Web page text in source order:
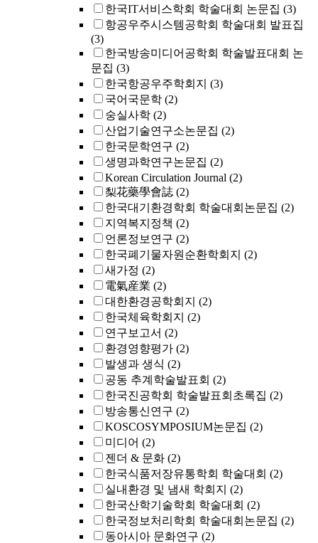
한국IT서비스학회 학술대회 논문집 (3)
항공우주시스템공학회 학술대회 발표집
(3)
한국방송미디어공학회 학술발표대회 논
문집 (3)
한국항공우주학회지 (3)
국어국문학 (2)
숭실사학 (2)
산업기술연구소논문집 (2)
한국문학연구 (2)
생명과학연구논문집 (2)
Korean Circulation Journal (2)
梨花藥學會誌 (2)
한국대기환경학회 학술대회논문집 (2)
지역복지정책 (2)
언론정보연구 (2)
한국폐기물자원순환학회지 (2)
새가정 (2)
電氣産業 (2)
대한환경공학회지 (2)
한국체육학회지 (2)
연구보고서 (2)
환경영향평가 (2)
발생과 생식 (2)
공동 추계학술발표회 (2)
한국진공학회 학술발표회초록집 (2)
방송통신연구 (2)
KOSCOSYMPOSIUM논문집 (2)
미디어 (2)
젠더 & 문화 (2)
한국식품저장유통학회 학술대회 (2)
실내환경 및 냄새 학회지 (2)
한국산학기술학회 학술대회 (2)
한국정보처리학회 학술대회논문집 (2)
동아시아 문화연구 (2)